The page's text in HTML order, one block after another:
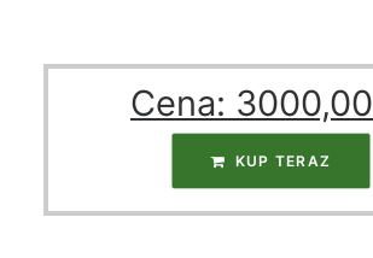
Cena: 3000,00
KUP TERAZ